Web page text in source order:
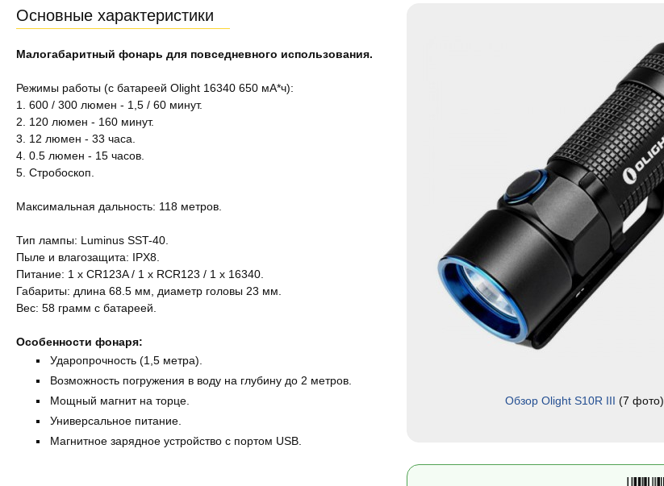
Обзор Olight S10R III (7 фото)
Основные характеристики
Малогабаритный фонарь для повседневного использования.
Режимы работы (с батареей Olight 16340 650 мА*ч):
1. 600 / 300 люмен - 1,5 / 60 минут.
2. 120 люмен - 160 минут.
3. 12 люмен - 33 часа.
4. 0.5 люмен - 15 часов.
5. Стробоскоп.
Максимальная дальность: 118 метров.
Тип лампы: Luminus SST-40.
Пыле и влагозащита: IPX8.
Питание: 1 x CR123A / 1 x RCR123 / 1 x 16340.
Габариты: длина 68.5 мм, диаметр головы 23 мм.
Вес: 58 грамм с батареей.
Особенности фонаря:
Ударопрочность (1,5 метра).
Возможность погружения в воду на глубину до 2 метров.
Мощный магнит на торце.
Универсальное питание.
Магнитное зарядное устройство с портом USB.